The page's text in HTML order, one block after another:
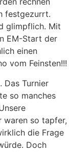
festgezurrt.
glimpflich. Mit
EM-Start der
einen
vom Feinsten!!!
Das Turnier
so manches
waren so tapfer,
die Frage
Doch